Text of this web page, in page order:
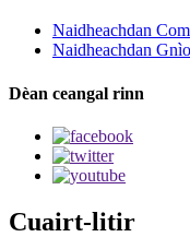
Naidheachdan
Naidheachdan
Dèan ceangal rinn
Cuairt-litir